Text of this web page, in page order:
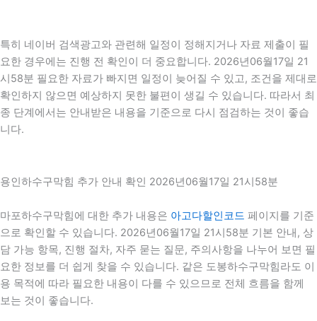
특히 네이버 검색광고와 관련해 일정이 정해지거나 자료 제출이 필
요한 경우에는 진행 전 확인이 더 중요합니다. 2026년06월17일 21
시58분 필요한 자료가 빠지면 일정이 늦어질 수 있고, 조건을 제대로
확인하지 않으면 예상하지 못한 불편이 생길 수 있습니다. 따라서 최
종 단계에서는 안내받은 내용을 기준으로 다시 점검하는 것이 좋습
니다.
용인하수구막힘 추가 안내 확인 2026년06월17일 21시58분
마포하수구막힘에 대한 추가 내용은 아고다할인코드 페이지를 기준
으로 확인할 수 있습니다. 2026년06월17일 21시58분 기본 안내, 상
담 가능 항목, 진행 절차, 자주 묻는 질문, 주의사항을 나누어 보면 필
요한 정보를 더 쉽게 찾을 수 있습니다. 같은 도봉하수구막힘라도 이
용 목적에 따라 필요한 내용이 다를 수 있으므로 전체 흐름을 함께
보는 것이 좋습니다.